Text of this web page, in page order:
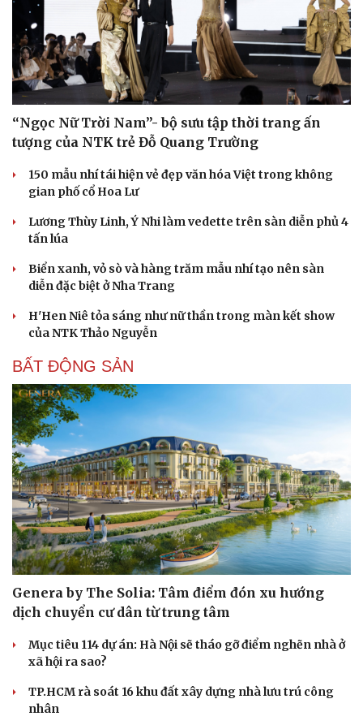
Sức khỏe
Dinh dưỡng - món ngon
Cây thuốc
Sản phụ khoa
Nhi khoa
Nam khoa
Phòng mạch online
Nhà đẹp
“Ngọc Nữ Trời Nam”- bộ sưu tập thời trang ấn
tượng của NTK trẻ Đỗ Quang Trường
150 mẫu nhí tái hiện vẻ đẹp văn hóa Việt trong không
gian phố cổ Hoa Lư
Lương Thùy Linh, Ý Nhi làm vedette trên sàn diễn phủ 4
tấn lúa
Biển xanh, vỏ sò và hàng trăm mẫu nhí tạo nên sàn
diễn đặc biệt ở Nha Trang
H'Hen Niê tỏa sáng như nữ thần trong màn kết show
của NTK Thảo Nguyễn
BẤT ĐỘNG SẢN
Genera by The Solia: Tâm điểm đón xu hướng
dịch chuyển cư dân từ trung tâm
Mục tiêu 114 dự án: Hà Nội sẽ tháo gỡ điểm nghẽn nhà ở
xã hội ra sao?
TP.HCM rà soát 16 khu đất xây dựng nhà lưu trú công
nhân